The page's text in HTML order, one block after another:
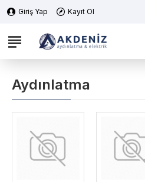
Giriş Yap Kayıt Ol
Aydınlatma